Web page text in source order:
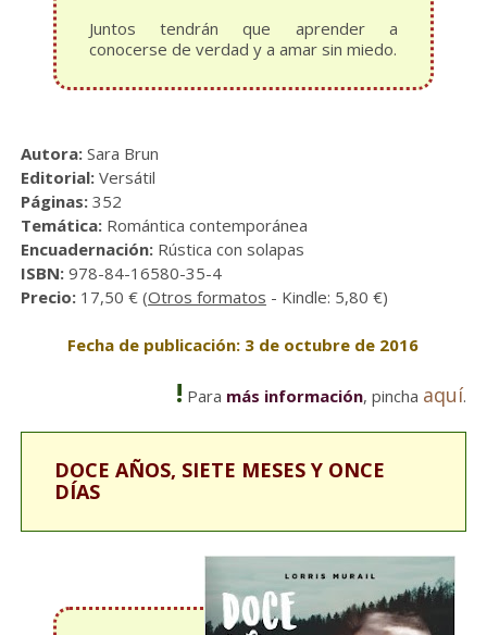
Juntos tendrán que aprender a
conocerse de verdad y a amar sin miedo.
Autora: Sara Brun
Editorial:Versátil
Páginas:352
Temática:Romántica contemporánea
Encuadernación:Rústica con solapas
ISBN: 978-84-16580-35-4
Precio:17,50 € (Otros formatos - Kindle: 5,80 €)
Fecha de publicación: 3 de octubre de 2016
! Para más información, pincha aquí.
DOCE AÑOS, SIETE MESES Y ONCE
DÍAS